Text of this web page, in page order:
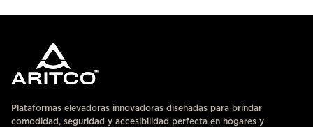
Plataformas elevadoras innovadoras diseñadas para brindar
comodidad, seguridad y accesibilidad perfecta en hogares y